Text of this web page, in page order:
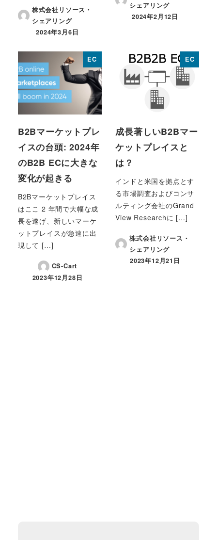
株式会社リソース・
シェアリング
投稿日
2024年3月6日
シェアリング
投稿日
2024年2月12日
EC
B2Bマーケットプレ
イスの台頭: 2024年
のB2B ECに大きな
変化が起きる
B2Bマーケットプレイス
はここ 2 年間で大幅な成
長を遂げ、新しいマーケ
ットプレイスが急速に出
現して […]
CS-Cart
投稿日
2023年12月28日
EC
成長著しいB2Bマー
ケットプレイスと
は？
インドと米国を拠点とす
る市場調査およびコンサ
ルティング会社のGrand
View Researchに […]
株式会社リソース・
シェアリング
投稿日
2023年12月21日